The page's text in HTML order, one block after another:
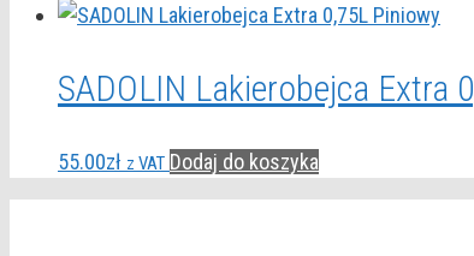
SADOLIN Lakierobejca Extra
55.00zł z VAT Dodaj do koszyka